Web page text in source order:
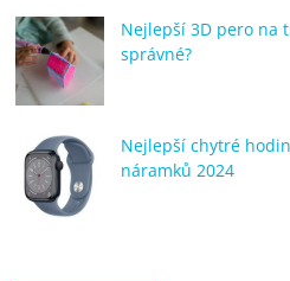
Nejlepší 3D pero na
správné?
Nejlepší chytré
náramků 2024